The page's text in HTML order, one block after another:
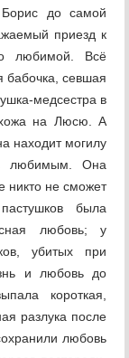
до самой
приезд к
любимой. Всё
бабочка, севшая
медсестра в
на Люсю. А
находит могилу
любимым. Она
никто не сможет
была
любовь; у
убитых при
и любовь до
короткая,
разлука после
любовь